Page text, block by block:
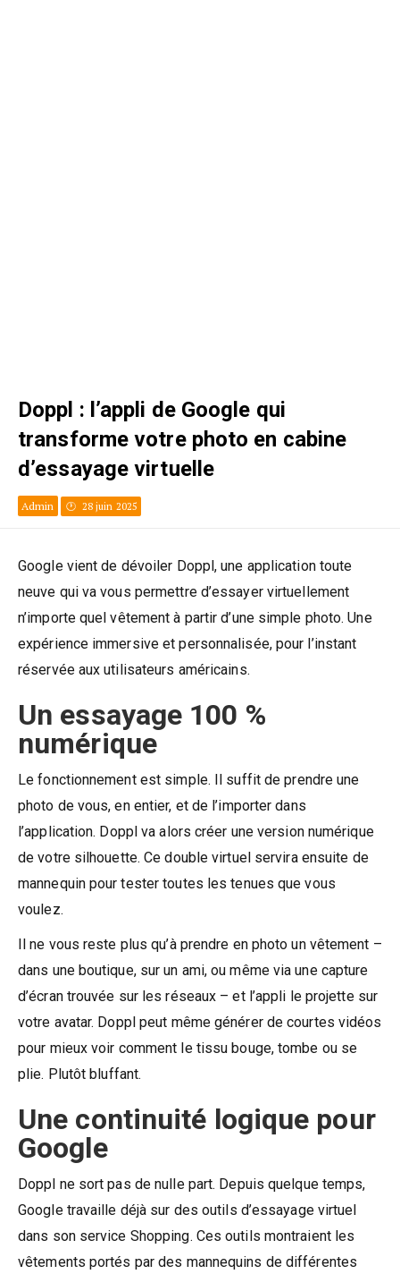
Doppl : l’appli de Google qui
transforme votre photo en cabine
d’essayage virtuelle
Admin 28 juin 2025
Google vient de dévoiler Doppl, une application toute
neuve qui va vous permettre d’essayer virtuellement
n’importe quel vêtement à partir d’une simple photo. Une
expérience immersive et personnalisée, pour l’instant
réservée aux utilisateurs américains.
Un essayage 100 %
numérique
Le fonctionnement est simple. Il suffit de prendre une
photo de vous, en entier, et de l’importer dans
l’application. Doppl va alors créer une version numérique
de votre silhouette. Ce double virtuel servira ensuite de
mannequin pour tester toutes les tenues que vous
voulez.
Il ne vous reste plus qu’à prendre en photo un vêtement –
dans une boutique, sur un ami, ou même via une capture
d’écran trouvée sur les réseaux – et l’appli le projette sur
votre avatar. Doppl peut même générer de courtes vidéos
pour mieux voir comment le tissu bouge, tombe ou se
plie. Plutôt bluffant.
Une continuité logique pour
Google
Doppl ne sort pas de nulle part. Depuis quelque temps,
Google travaille déjà sur des outils d’essayage virtuel
dans son service Shopping. Ces outils montraient les
vêtements portés par des mannequins de différentes